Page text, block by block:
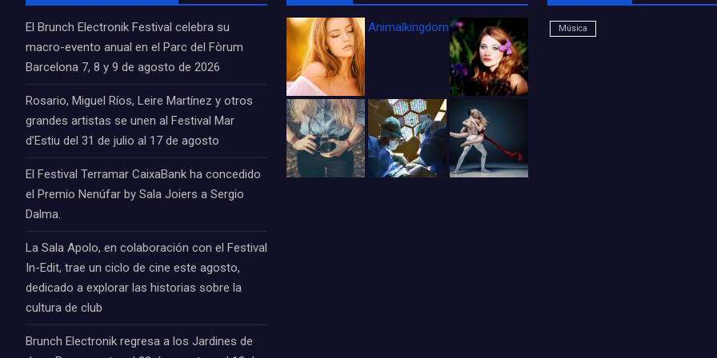
El Brunch Electronik Festival celebra su
macro-evento anual en el Parc del Fòrum
Barcelona 7, 8 y 9 de agosto de 2026
Rosario, Miguel Ríos, Leire Martínez y otros
grandes artistas se unen al Festival Mar
d’Estiu del 31 de julio al 17 de agosto
El Festival Terramar CaixaBank ha concedido
el Premio Nenúfar by Sala Joiers a Sergio
Dalma.
La Sala Apolo, en colaboración con el Festival
In-Edit, trae un ciclo de cine este agosto,
dedicado a explorar las historias sobre la
cultura de club
Brunch Electronik regresa a los Jardines de
Animalkingdom_FichaCine Música